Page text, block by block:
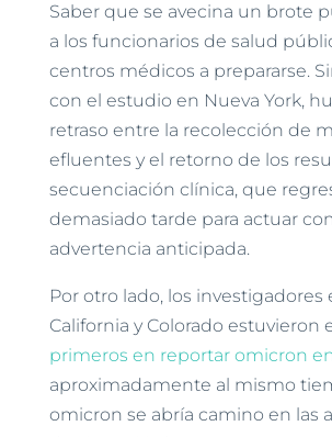
Saber que se avecina un brote
a los funcionarios de salud
centros médicos a prepararse.
con el estudio en Nueva York,
retraso entre la recolección de
efluentes y el retorno de los
secuenciación clínica, que
demasiado tarde para actuar
advertencia anticipada.
Por otro lado, los investigadores
California y Colorado estuvieron
primeros en reportar omicron
aproximadamente al mismo
omicron se abría camino en las